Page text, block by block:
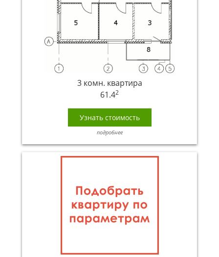
3 комн. квартира
61.42
Узнать стоимость
подробнее